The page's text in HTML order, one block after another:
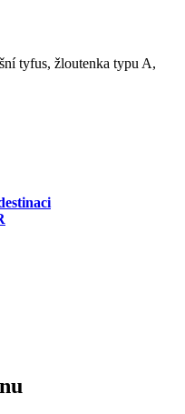
tyfus, žloutenka typu A,